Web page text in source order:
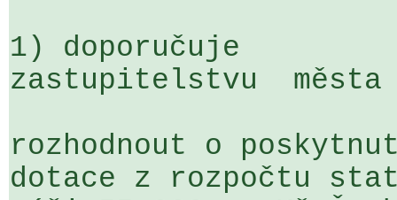
1) doporučuje
zastupitelstvu  města
rozhodnout o
dotace z rozpočtu